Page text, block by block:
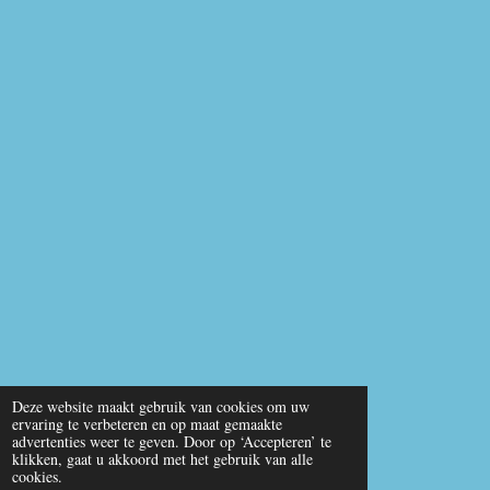
Deze website maakt gebruik van cookies om uw
ervaring te verbeteren en op maat gemaakte
advertenties weer te geven. Door op ‘Accepteren’ te
klikken, gaat u akkoord met het gebruik van alle
cookies.